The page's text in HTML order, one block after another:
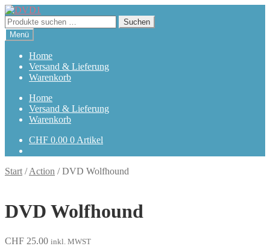
Zur
Navigation
springen
Zum
Inhalt
springen
Suchen
nach:
Suchen
Menü
Home
Versand & Lieferung
Warenkorb
Home
Versand & Lieferung
Warenkorb
CHF 0.00 0 Artikel
Start /Action /DVD Wolfhound
DVD Wolfhound
CHF 25.00 inkl. MWST